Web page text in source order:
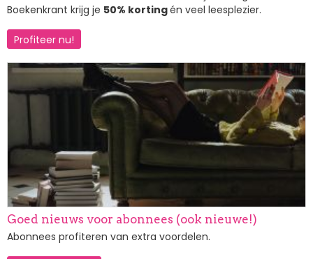
Boekenkrant krijg je 50% kortingén veel leesplezier.
Profiteer nu!
Afbeelding
Goed nieuws voor abonnees (ook nieuwe!)
Abonnees profiteren van extra voordelen.